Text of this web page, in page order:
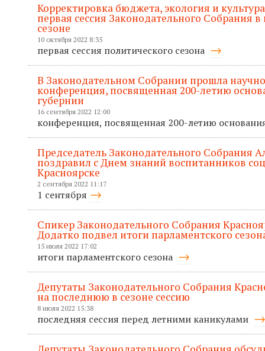
Корректировка бюджета, экология и
первая сессия Законодательного Собрания
сезоне
10 октября 2022 8:35
первая сессия политического сезона
В Законодательном Собрании прошла
конференция, посвященная 200-летию
губернии
16 сентября 2022 12:00
конференция, посвященная 200-летию
Председатель Законодательного Собрания
поздравил с Днем знаний воспитанников
Красноярске
2 сентября 2022 11:17
1 сентября
Спикер Законодательного Собрания
Додатко подвел итоги парламентского
15 июля 2022 17:02
итоги парламентского сезона
Депутаты Законодательного Собрания
на последнюю в сезоне сессию
8 июля 2022 15:38
последняя сессия перед летними каникулами